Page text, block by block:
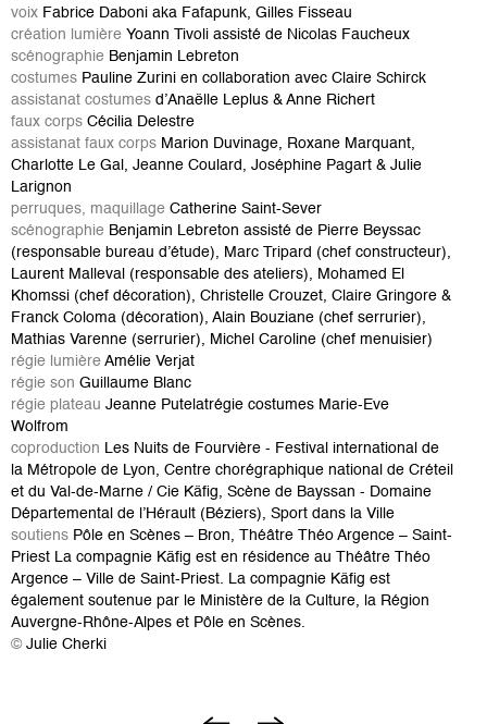
voix Fabrice Daboni aka Fafapunk, Gilles Fisseau
création lumière Yoann Tivoli assisté de Nicolas Faucheux
scénographie Benjamin Lebreton
costumes Pauline Zurini en collaboration avec Claire Schirck
assistanat costumes d’Anaëlle Leplus & Anne Richert
faux corps Cécilia Delestre
assistanat faux corps Marion Duvinage, Roxane Marquant,
Charlotte Le Gal, Jeanne Coulard, Joséphine Pagart & Julie
Larignon
perruques, maquillage Catherine Saint-Sever
scénographie Benjamin Lebreton assisté de Pierre Beyssac
(responsable bureau d’étude), Marc Tripard (chef constructeur),
Laurent Malleval (responsable des ateliers), Mohamed El
Khomssi (chef décoration), Christelle Crouzet, Claire Gringore &
Franck Coloma (décoration), Alain Bouziane (chef serrurier),
Mathias Varenne (serrurier), Michel Caroline (chef menuisier)
régie lumière Amélie Verjat
régie son Guillaume Blanc
régie plateau Jeanne Putelatrégie costumes Marie-Eve
Wolfrom
coproduction Les Nuits de Fourvière - Festival international de
la Métropole de Lyon, Centre chorégraphique national de Créteil
et du Val-de-Marne / Cie Käfig, Scène de Bayssan - Domaine
Départemental de l’Hérault (Béziers), Sport dans la Ville
soutiens Pôle en Scènes – Bron, Théâtre Théo Argence – Saint-
Priest La compagnie Käfig est en résidence au Théâtre Théo
Argence – Ville de Saint-Priest. La compagnie Käfig est
également soutenue par le Ministère de la Culture, la Région
Auvergne-Rhône-Alpes et Pôle en Scènes.
© Julie Cherki